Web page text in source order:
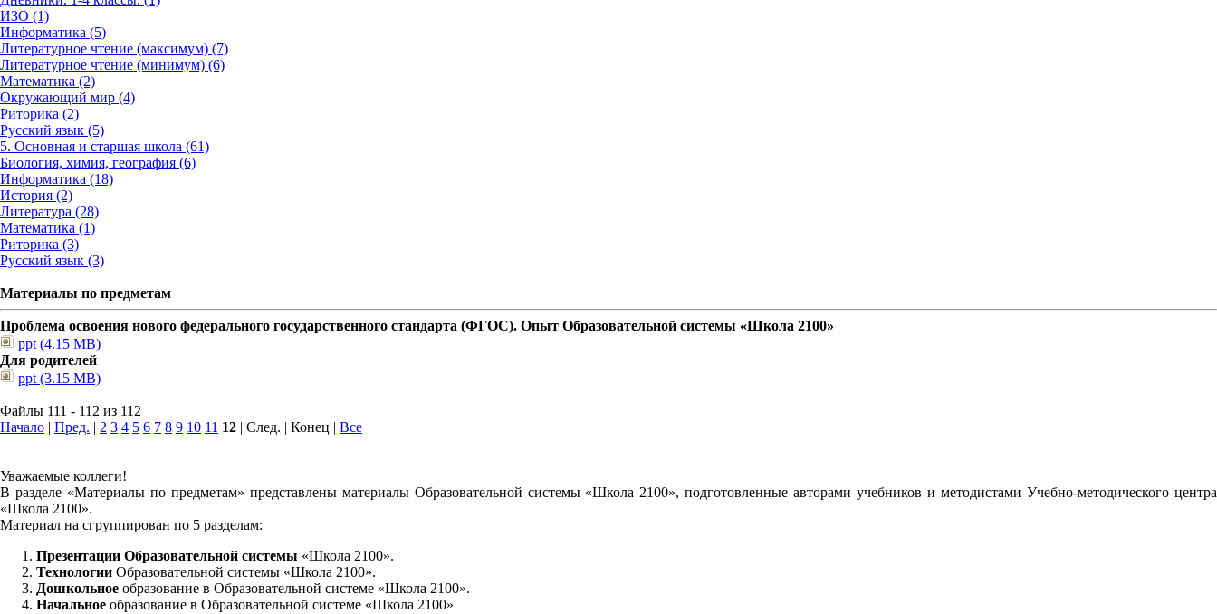
ИЗО (1)
Информатика (5)
Литературное чтение (максимум) (7)
Литературное чтение (минимум) (6)
Математика (2)
Окружающий мир (4)
Риторика (2)
Русский язык (5)
5. Основная и старшая школа (61)
Биология, химия, география (6)
Информатика (18)
История (2)
Литература (28)
Математика (1)
Риторика (3)
Русский язык (3)
Материалы по предметам
Проблема освоения нового федерального государственного стандарта (ФГОС). Опыт Образовательной системы «Школа 2100»
ppt (4.15 MB)
Для родителей
ppt (3.15 MB)
Файлы 111 - 112 из 112
Начало | Пред. | 2 3 4 5 6 7 8 9 10 11 12 | След. | Конец | Все
Уважаемые коллеги!
В разделе «Материалы по предметам» представлены материалы Образовательной системы «Школа 2100», подготовленные авторами учебников и методистами Учебно-методического центра
«Школа 2100».
Материал на сгруппирован по 5 разделам:
Презентации Образовательной системы «Школа 2100».
Технологии Образовательной системы «Школа 2100».
Дошкольное образование в Образовательной системе «Школа 2100».
Начальное образование в Образовательной системе «Школа 2100»